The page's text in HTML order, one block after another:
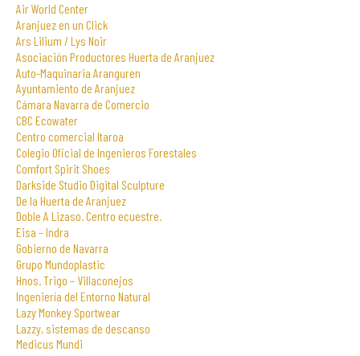
Air World Center
Aranjuez en un Click
Ars Lilium / Lys Noir
Asociación Productores Huerta de Aranjuez
Auto-Maquinaria Aranguren
Ayuntamiento de Aranjuez
Cámara Navarra de Comercio
CBC Ecowater
Centro comercial Itaroa
Colegio Oficial de Ingenieros Forestales
Comfort Spirit Shoes
Darkside Studio Digital Sculpture
De la Huerta de Aranjuez
Doble A Lizaso. Centro ecuestre.
Eisa – Indra
Gobierno de Navarra
Grupo Mundoplastic
Hnos. Trigo – Villaconejos
Ingeniería del Entorno Natural
Lazy Monkey Sportwear
Lazzy, sistemas de descanso
Medicus Mundi